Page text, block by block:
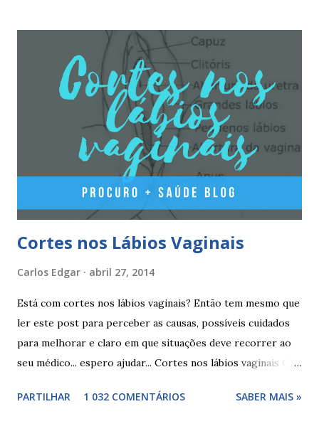
estradiol (estrogénio natural) e 2 mg de dienogest 17
comprimidos amarelo claros, contêm 2 mg de valerato de
estradiol (estrogénio natural) e 3 mg de dienogest 2
comprimidos vermelho escuros, contêm 1 mg de valerato
de estradiol (estrogénio natural) 2 comprimidos brancos
não têm hormonas (correspondem ao período de pausa).
Outros componentes: lactose mono-hidratada, amido de
Cortes nos Lábios Vaginais
Carlos Edgar abril 27, 2014
Está com cortes nos lábios vaginais? Então tem mesmo que
ler este post para perceber as causas, possíveis cuidados
para melhorar e claro em que situações deve recorrer ao
seu médico... espero ajudar... Cortes nos lábios vaginais Os
surgir devido às relações sexuais (gestos ou actos mais
PARTILHAR 1 032 COMENTÁRIOS SABER MAIS »